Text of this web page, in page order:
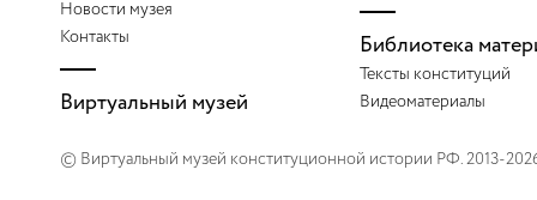
Новости музея
Контакты
Виртуальный музей
Библиотека
Тексты конституций
Видеоматериалы
© Виртуальный музей конституционной истории РФ. 2013-